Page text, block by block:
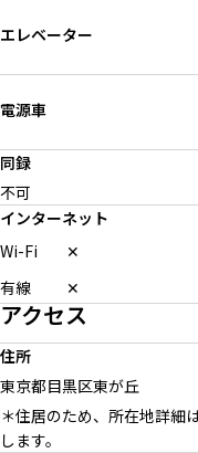
エレベーター
電源車
同録
不可
インターネット
Wi-Fi
✕
有線
✕
アクセス
住所
東京都目黒区東が丘
＊住居のため、所在地詳細
します。